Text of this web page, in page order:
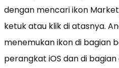
dengan mencari ikon
ketuk atau klik di atasnya.
menemukan ikon di bagian
perangkat iOS dan di